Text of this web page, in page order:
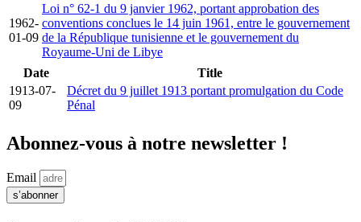
1962-
01-09
Loi n° 62-1 du 9 janvier 1962, portant approbation des
conventions conclues le 14 juin 1961, entre le gouvernement
de la République tunisienne et le gouvernement du
Royaume-Uni de Libye
Date
Title
1913-07-
09
Décret du 9 juillet 1913 portant promulgation du Code
Pénal
Abonnez-vous à notre newsletter !
Email
s’abonner